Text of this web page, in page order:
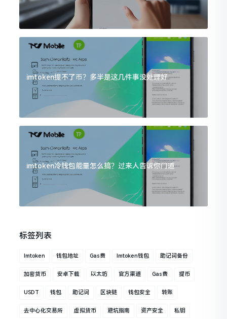
imtoken提不了币？多半是这几件事没处理好
imtoken冷钱包能量怎么搞？过来人告诉你门道
标签列表
Imtoken 钱包地址 Gas费 Imtoken钱包 助记词备份
加密货币 安卓下载 以太坊 官方渠道 Gas费 提币
USDT 钱包 助记词 区块链 钱包安全 转账
去中心化交易所 虚拟货币 避坑指南 资产安全 私钥